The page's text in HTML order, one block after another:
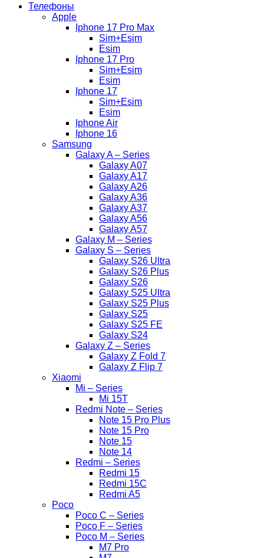
Телефоны
Apple
Iphone 17 Pro Max
Sim+Esim
Esim
Iphone 17 Pro
Sim+Esim
Esim
Iphone 17
Sim+Esim
Esim
Iphone Air
Iphone 16
Samsung
Galaxy A – Series
Galaxy A07
Galaxy A17
Galaxy A26
Galaxy A36
Galaxy A37
Galaxy A56
Galaxy A57
Galaxy M – Series
Galaxy S – Series
Galaxy S26 Ultra
Galaxy S26 Plus
Galaxy S26
Galaxy S25 Ultra
Galaxy S25 Plus
Galaxy S25
Galaxy S25 FE
Galaxy S24
Galaxy Z – Series
Galaxy Z Fold 7
Galaxy Z Flip 7
Xiaomi
Mi – Series
Mi 15T
Redmi Note – Series
Note 15 Pro Plus
Note 15 Pro
Note 15
Note 14
Redmi – Series
Redmi 15
Redmi 15C
Redmi A5
Poco
Poco C – Series
Poco F – Series
Poco M – Series
M7 Pro